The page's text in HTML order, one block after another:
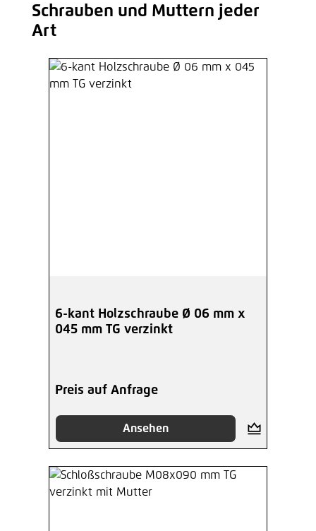
Produktgalerie überspringen
Schrauben und Muttern jeder
Art
6-kant Holzschraube Ø 06 mm x
045 mm TG verzinkt
Preis auf Anfrage
Ansehen